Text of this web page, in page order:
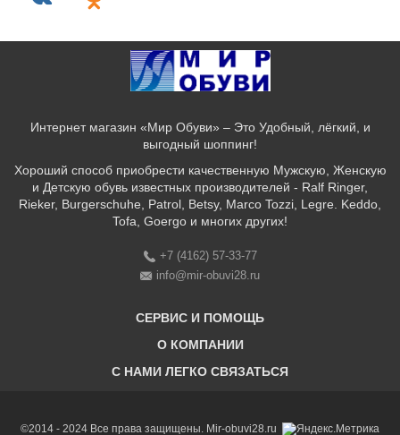
Интернет магазин «Мир Обуви» – Это Удобный, лёгкий, и
выгодный шоппинг!
Хороший способ приобрести качественную Мужскую, Женскую
и Детскую обувь известных производителей - Ralf Ringer,
Rieker, Burgerschuhe, Patrol, Betsy, Marco Tozzi, Legre. Keddo,
Tofa, Goergo и многих других!
+7 (4162) 57-33-77
info@mir-obuvi28.ru
СЕРВИС И ПОМОЩЬ
Бонусная программа
О КОМПАНИИ
C НАМИ ЛЕГКО СВЯЗАТЬСЯ
©2014 - 2024 Все права защищены. Mir-obuvi28.ru